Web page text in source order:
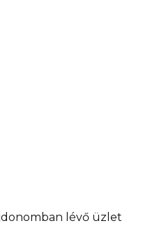
lévő üzlet